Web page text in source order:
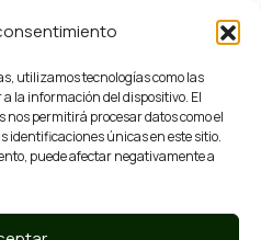
utilizamos tecnologías como las
la información del dispositivo. El
permitirá procesar datos como el
identificaciones únicas en este sitio.
puede afectar negativamente a
especiales
07 44